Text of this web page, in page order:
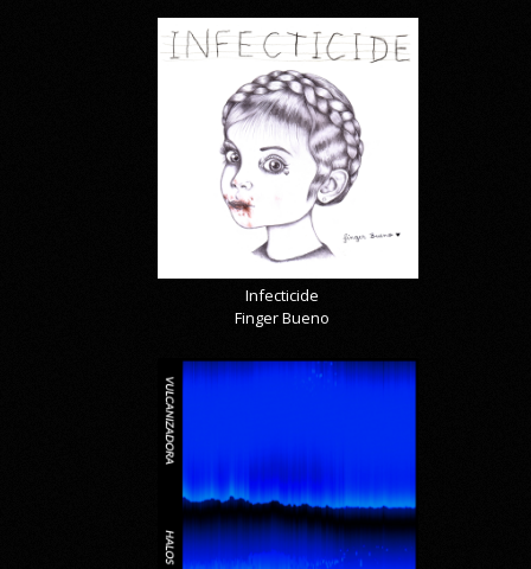
Infecticide
Finger Bueno